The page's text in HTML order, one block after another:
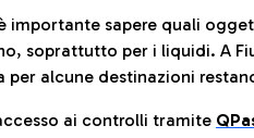
importante sapere quali
soprattutto per i liquidi. A
alcune destinazioni
ai controlli tramite